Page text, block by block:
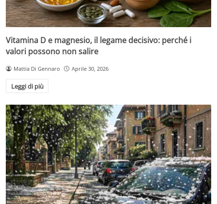
Vitamina D e magnesio, il legame decisivo: perché i
valori possono non salire
Mattia Di Gennaro Aprile 30, 2026
Leggi di più